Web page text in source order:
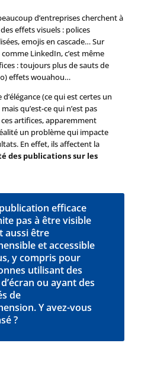
d’entreprises cherchent à
effets visuels : polices
emojis en cascade… Sur
LinkedIn, c’est même
: toujours plus de sauts de
effets wouahou…
(ce qui est certes un
qu’est-ce qui n’est pas
artifices, apparemment
un problème qui impacte
En effet, ils affectent la
des publications sur les
efficace
pas à être visible
aussi être
et accessible
y compris pour
utilisant des
ou ayant des
de
Y avez-vous
?